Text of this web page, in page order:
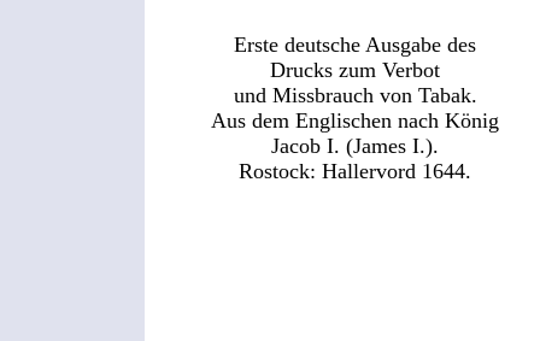
Erste deutsche Ausgabe des
Drucks zum Verbot
und Missbrauch von Tabak.
Aus dem Englischen nach König
Jacob I. (James I.).
Rostock: Hallervord 1644.